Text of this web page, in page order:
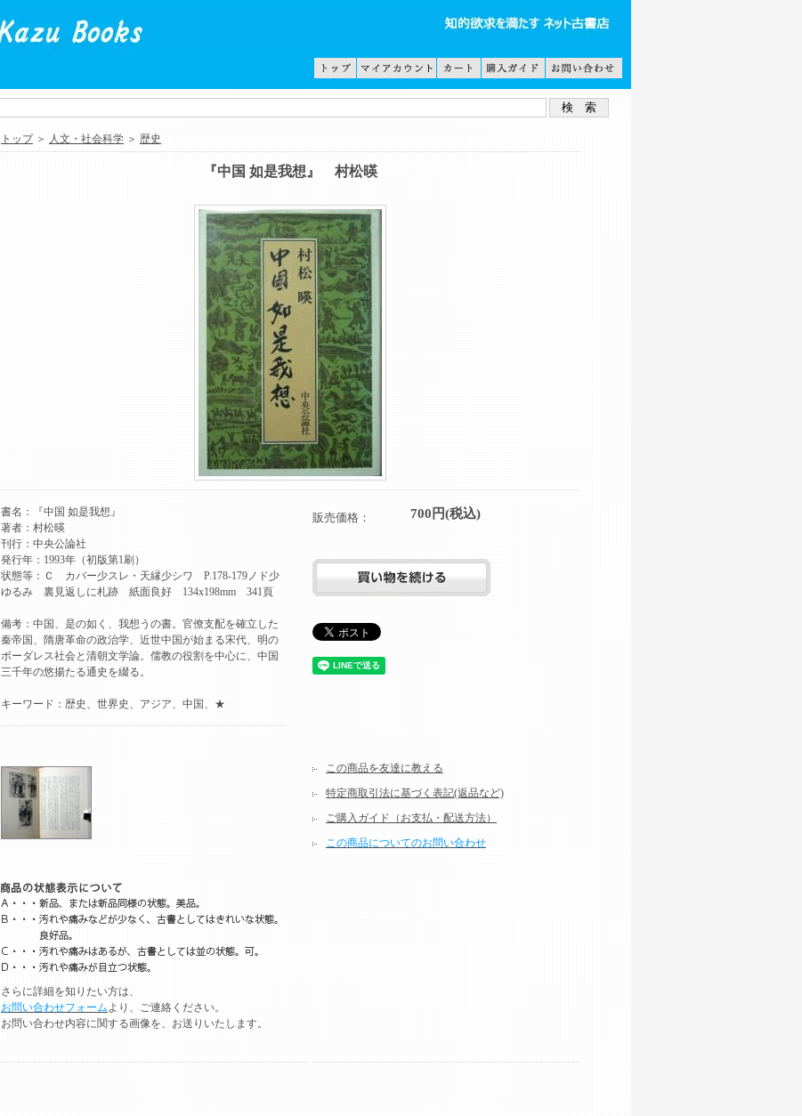
トップ ＞ 人文・社会科学 ＞ 歴史
『中国 如是我想』 村松暎
書名：『中国 如是我想』
著者：村松暎
刊行：中央公論社
発行年：1993年（初版第1刷）
状態等：Ｃ カバー少スレ・天縁少シワ P.178-179ノド少
ゆるみ 裏見返しに札跡 紙面良好 134x198mm 341頁
備考：中国、是の如く、我想うの書。官僚支配を確立した
秦帝国、隋唐革命の政治学、近世中国が始まる宋代、明の
ボーダレス社会と清朝文学論。儒教の役割を中心に、中国
三千年の悠揚たる通史を綴る。
キーワード：歴史、世界史、アジア、中国、★
販売価格： 700円(税込)
この商品を友達に教える
特定商取引法に基づく表記(返品など)
ご購入ガイド（お支払・配送方法）
この商品についてのお問い合わせ
さらに詳細を知りたい方は、
お問い合わせフォームより、ご連絡ください。
お問い合わせ内容に関する画像を、お送りいたします。